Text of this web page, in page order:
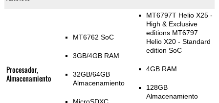
Procesador,
Almacenamiento
MT6762 SoC
3GB/4GB RAM
32GB/64GB
Almacenamiento
MT6797T Helio X25 -
High & Exclusive
editions MT6797
Helio X20 - Standard
edition SoC
4GB RAM
128GB
Almacenamiento